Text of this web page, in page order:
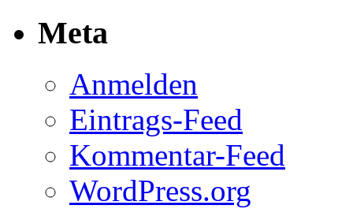
Meta
Anmelden
Eintrags-Feed
Kommentar-Feed
WordPress.org